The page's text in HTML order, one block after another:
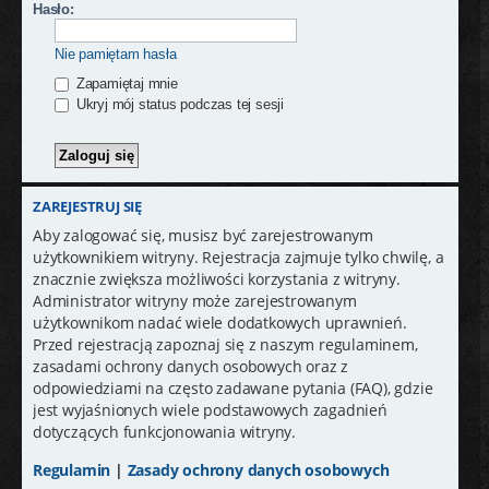
Hasło:
Nie pamiętam hasła
Zapamiętaj mnie
Ukryj mój status podczas tej sesji
ZAREJESTRUJ SIĘ
Aby zalogować się, musisz być zarejestrowanym
użytkownikiem witryny. Rejestracja zajmuje tylko chwilę, a
znacznie zwiększa możliwości korzystania z witryny.
Administrator witryny może zarejestrowanym
użytkownikom nadać wiele dodatkowych uprawnień.
Przed rejestracją zapoznaj się z naszym regulaminem,
zasadami ochrony danych osobowych oraz z
odpowiedziami na często zadawane pytania (FAQ), gdzie
jest wyjaśnionych wiele podstawowych zagadnień
dotyczących funkcjonowania witryny.
Regulamin | Zasady ochrony danych osobowych